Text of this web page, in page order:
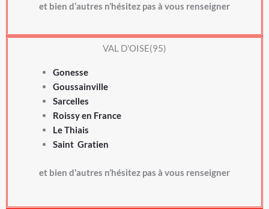
et bien d’autres n’hésitez pas à vous renseigner
VAL D'OISE(95)
Gonesse
Goussainville
Sarcelles
Roissy en France
Le Thiais
Saint Gratien
et bien d’autres n’hésitez pas à vous renseigner